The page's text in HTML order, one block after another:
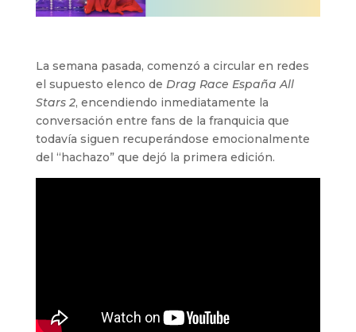
La semana pasada, comenzó a circular en redes
el supuesto elenco de Drag Race España All
Stars 2, encendiendo inmediatamente la
conversación entre fans de la franquicia que
todavía siguen recuperándose emocionalmente
del “hachazo” que dejó la primera edición.